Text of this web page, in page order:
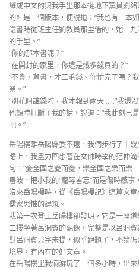
譯成中文的與我手里那本從地下黨員劉
的》是一個版本，便說道：“我也有一本
唸書時從班主任劉教員那里借的，她一
的手里。”
“你的那本書呢？”
“在開封的家里，你這是幾多錢買的？”
“不貴，舊書，才三毛錢。你忙完了嗎？
祭。”
“別花阿誰錢啦，我才報到兩天……”我還沒
他頓時打斷了我的話，說道：“我此刻已
吧。”
岳陽樓離岳陽縣委不遠，我們步行了十幾
路上，我盡力回想著在女師時學的范仲
句：“憂全國之憂而憂，樂全國之樂而樂
碧波，把小我的“寵辱皆忘”而是傷時感
沒來岳陽樓時，從《岳陽樓記》這篇文
儒家思惟的建筑。
我第一次登上岳陽樓卻發明，它是一座
二樓坐著呂洞賓的泥像，完整是以呂洞
對呂洞賓只字未提，似乎跑題了，不論
境界，有內在的好文章。
在岳陽樓里我倆游玩了一個多小時，出